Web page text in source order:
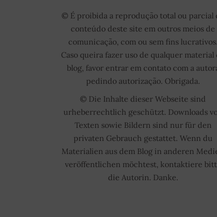
© É proibida a reprodução total ou parcial
conteúdo deste site em outros meios de
comunicação, com ou sem fins
Caso queira fazer uso de qualquer material
blog, favor entrar em contato com a
pedindo autorização. Obrigada.
© Die Inhalte dieser Webseite sind
urheberrechtlich geschützt. Downloads
Texten sowie Bildern sind nur für den
privaten Gebrauch gestattet. Wenn du
Materialien aus dem Blog in anderen
veröffentlichen möchtest, kontaktiere
die Autorin. Danke.